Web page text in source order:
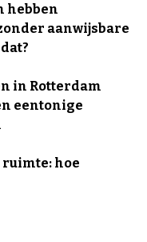
hebben
aanwijsbare
in Rotterdam
eentonige
ruimte: hoe